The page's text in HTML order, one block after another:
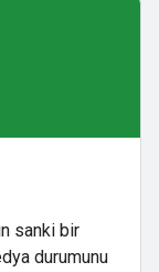
sanki bir
durumunu